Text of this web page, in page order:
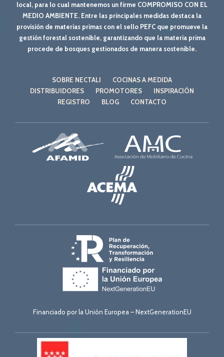
local, para lo cual mantenemos un firme COMPROMISO CON EL
MEDIO AMBIENTE. Entre las principales medidas destaca la
provisión de materias primas con el sello PEFC que promueve la
gestión forestal sostenible, garantizando que la materia prima
procede de bosques gestionados de manera sostenible.
SOBRE NECTALI
COCINAS A MEDIDA
DISTRIBUIDORES
PROMOTORES
INSPIRACIÓN
REGISTRO
BLOG CONTACTO
Financiado por la Unión Europea – NextGenerationEU